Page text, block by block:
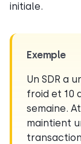
initiale.
Exemple
Un SDR a
froid et 10
semaine.
maintient